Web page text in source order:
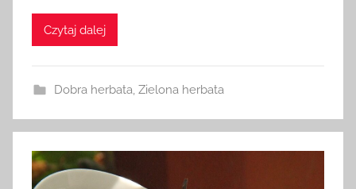
Czytaj dalej
Dobra herbata, Zielona herbata